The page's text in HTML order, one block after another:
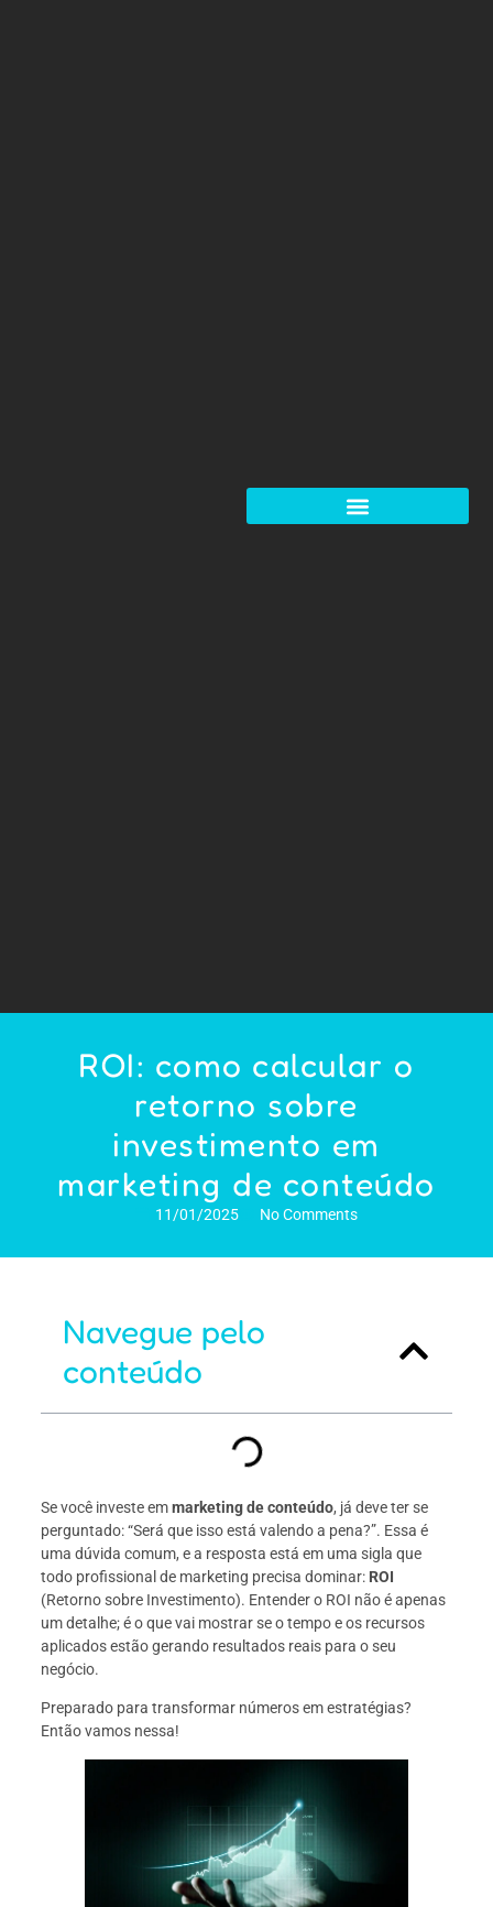
ROI: como calcular o
retorno sobre
investimento em
marketing de conteúdo
11/01/2025 No Comments
Navegue pelo
conteúdo
Se você investe emmarketing de conteúdo, já deve ter se
perguntado: “Será que isso está valendo a pena?”. Essa é
uma dúvida comum, e a resposta está em uma sigla que
todo profissional de marketing precisa dominar: ROI
(Retorno sobre Investimento). Entender o ROI não é apenas
um detalhe; é o que vai mostrar se o tempo e os recursos
aplicados estão gerando resultados reais para o seu
negócio.
Preparado para transformar números em estratégias?
Então vamos nessa!